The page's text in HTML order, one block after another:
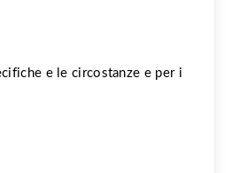
e le circostanze e per i